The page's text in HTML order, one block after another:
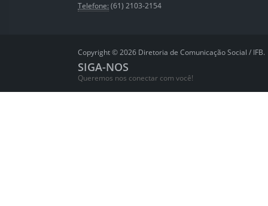
Telefone: (61) 2103-2154
Copyright © 2026 Diretoria de Comunicação Social / IFB.
SIGA-NOS
Queremos nos conectar com você!